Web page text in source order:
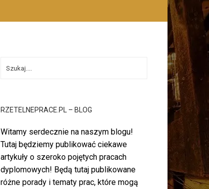
RZETELNEPRACE.PL – BLOG
Witamy serdecznie na naszym blogu!
Tutaj będziemy publikować ciekawe
artykuły o szeroko pojętych pracach
dyplomowych! Będą tutaj publikowane
różne porady i tematy prac, które mogą